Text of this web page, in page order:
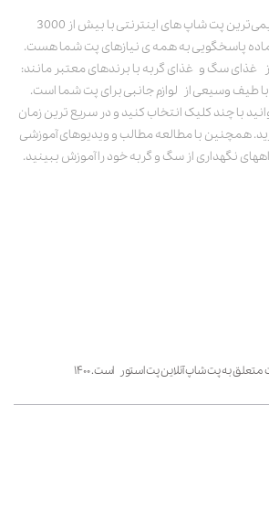
پت استور به عنوان یکی از قدیمی‌ترین پت شاپ های اینترنتی با بیش از 3000
پاسخگویی به همه ی نیازهای پت شما هست.
غذای سگ و غذای گربه با برندهای معتبر مانند:
طیف وسیعی از لوازم جانبی برای پت شما است.
با چند کلیک انتخاب کنید و در سریع ترین زمان
همچنین با مطالعه مطالب و ویدیوهای آموزشی
نگهداری از سگ و گربه خود را آموزش ببینید.
به پت شاپ آنلاین پت استور است. ۱۴۰۰